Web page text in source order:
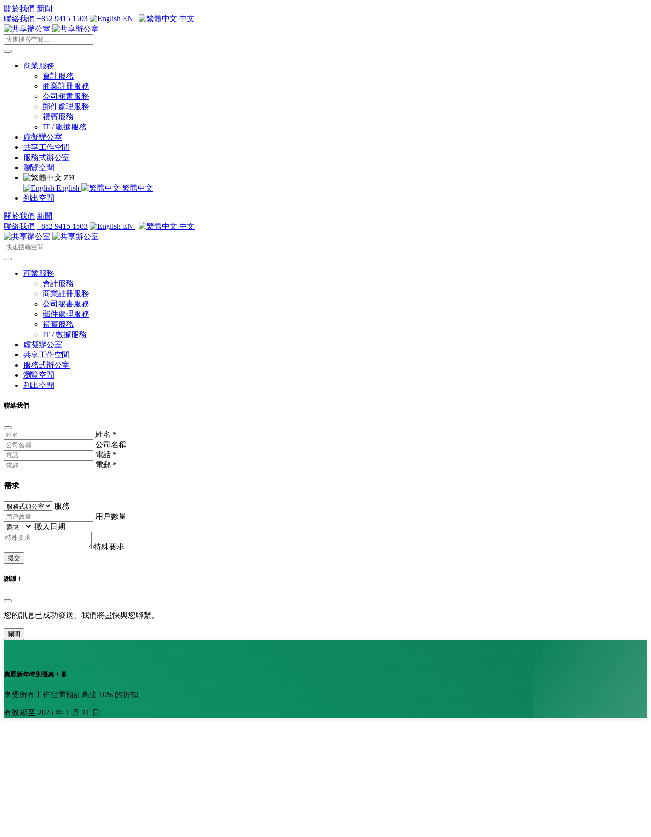
關於我們 新聞
聯絡我們 +852 9415 1503 EN | 中文
商業服務
會計服務
商業註冊服務
公司秘書服務
郵件處理服務
禮賓服務
IT / 數據服務
虛擬辦公室
共享工作空間
服務式辦公室
瀏覽空間
ZH
English
繁體中文
列出空間
關於我們 新聞
聯絡我們 +852 9415 1503 EN | 中文
商業服務
會計服務
商業註冊服務
公司秘書服務
郵件處理服務
禮賓服務
IT / 數據服務
虛擬辦公室
共享工作空間
服務式辦公室
瀏覽空間
列出空間
聯絡我們
姓名 *
公司名稱
電話 *
電郵 *
需求
服務
用戶數量
搬入日期
特殊要求
提交
謝謝！
您的訊息已成功發送。我們將盡快與您聯繫。
關閉
農曆新年特別優惠！🧧
享受所有工作空間預訂高達 10% 的折扣
有效期至 2025 年 1 月 31 日